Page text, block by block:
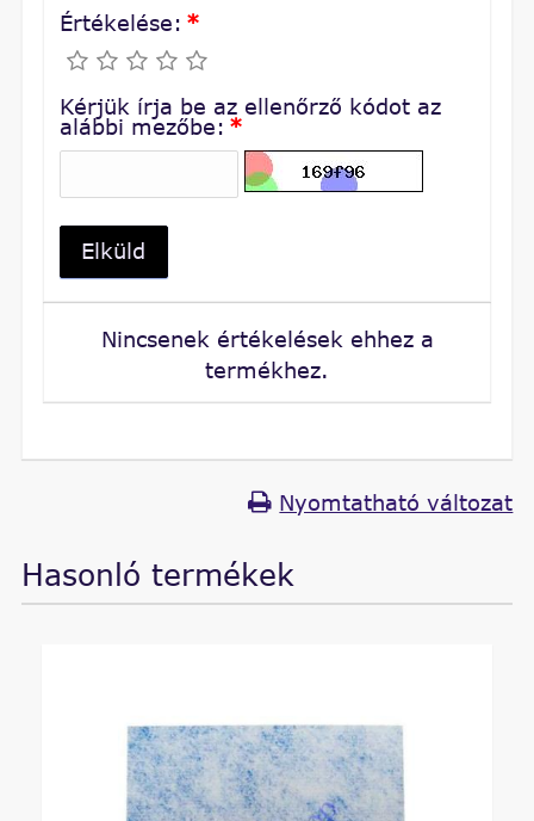
Értékelése: *
Kérjük írja be az ellenőrző kódot az
alábbi mezőbe: *
Elküld
Nincsenek értékelések ehhez a
termékhez.
Nyomtatható változat
Hasonló termékek